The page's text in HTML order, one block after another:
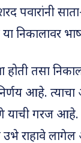
पवारांनी
या निकालावर
तसा
आहे.
याची गरज आहे.
राहावे